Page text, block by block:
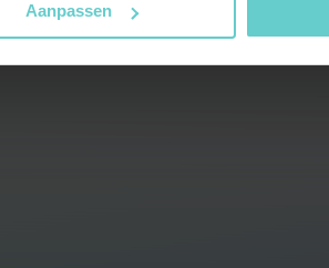
Aanpassen